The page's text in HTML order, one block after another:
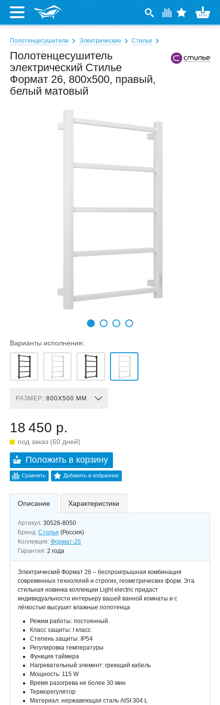
Полотенцесушители Электрические Стилье
Полотенцесушитель
электрический Стилье
Формат 26, 800x500, правый,
белый матовый
Варианты исполнения:
РАЗМЕР: 800X500 ММ
18 450 р.
под заказ (60 дней)
Положить в корзину
Сравнить Добавить в избранное
Описание Характеристики
Артикул: 30526-8050
Бренд: Стилье (Россия)
Коллекция: Формат-26
Гарантия: 2 года
Электрический Формат 26 – беспроигрышная комбинация
современных технологий и строгих, геометрических форм. Эта
стильная новинка коллекции Light electric придаст
индивидуальности интерьеру вашей ванной комнаты и с
лёгкостью высушит влажные полотенца
Режим работы: постоянный
Класс защиты: I класс
Степень защиты: IP54
Регулировка температуры
Функция таймера
Нагревательный элемент: греющий кабель
Мощность: 115 W
Время разогрева не более 30 мин
Терморегулятор
Материал: нержавеющая сталь AISI 304 L